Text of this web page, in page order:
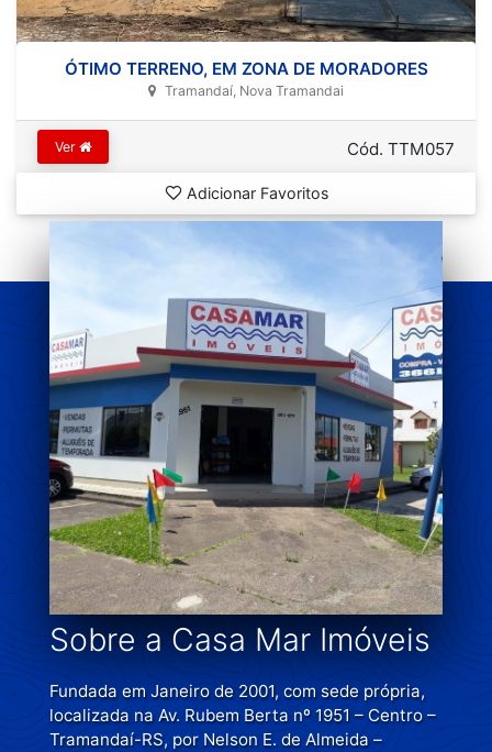
ÓTIMO TERRENO, EM ZONA DE MORADORES
Tramandaí, Nova Tramandai
Ver Cód. TTM057
Adicionar Favoritos
Sobre a Casa Mar Imóveis
Fundada em Janeiro de 2001, com sede própria,
localizada na Av. Rubem Berta nº 1951 – Centro –
Tramandaí-RS, por Nelson E. de Almeida –